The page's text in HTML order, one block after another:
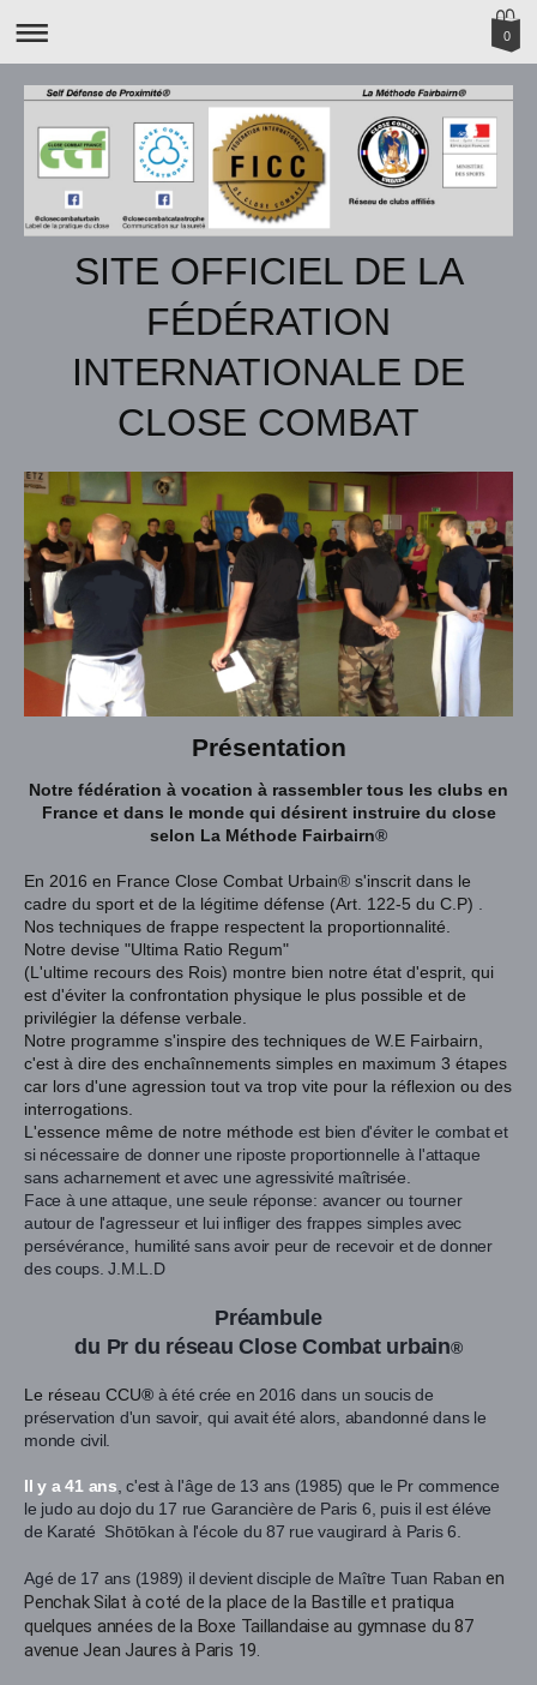
0
SITE OFFICIEL DE LA
FÉDÉRATION
INTERNATIONALE DE
CLOSE COMBAT
Présentation
Notre fédération à vocation à rassembler tous les clubs en
France et dans le monde qui désirent instruire du close
selon La Méthode Fairbairn®
En 2016 en France Close Combat Urbain® s'inscrit dans le
cadre du sport et de la légitime défense (Art. 122-5 du C.P)
Nos techniques de frappe respectent la proportionnalité.
Notre devise "Ultima Ratio Regum"
(L'ultime recours des Rois) montre bien notre état d'esprit, qui
est d'éviter la confrontation physique le plus possible et de
privilégier la défense verbale.
Notre programme s'inspire des techniques de W.E Fairbairn,
c'est à dire des enchaînnements simples en maximum 3 étapes
car lors d'une agression tout va trop vite pour la réflexion ou des
interrogations.
L'essence même de notre méthode est bien d'éviter le combat et
si nécessaire de donner une riposte proportionnelle à l'attaque
sans acharnement et avec une agressivité maîtrisée.
Face à une attaque, une seule réponse: avancer ou tourner
autour de l'agresseur et lui infliger des frappes simples avec
persévérance, humilité sans avoir peur de recevoir et de donner
des coups. J.M.L.D
Préambule
du Pr du réseau Close Combat urbain®
Le réseau CCU® à été crée en 2016 dans un soucis de
préservation d'un savoir, qui avait été alors, abandonné dans le
monde civil.
Il y a 41 ans , c'est à l'âge de 13 ans (1985) que le Pr commence
le judo au dojo du 17 rue Garancière de Paris 6, puis il est éléve
de Karaté Shōtōkan à l'école du 87 rue vaugirard à Paris 6.
Agé de 17 ans (1989) il devient disciple de Maître Tuan Raban en
Penchak Silat à coté de la place de la Bastille et pratiqua
quelques années de la Boxe Taillandaise au gymnase du 87
avenue Jean Jaures à Paris 19.